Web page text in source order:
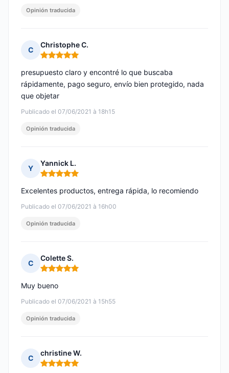
Opinión traducida
C
Christophe C.
Nota: 5 de 5
Publicado el 07/06/2021 à 18h15
presupuesto claro y encontré lo que buscaba
rápidamente, pago seguro, envío bien protegido, nada
que objetar
Opinión traducida
Y
Yannick L.
Nota: 5 de 5
Publicado el 07/06/2021 à 16h00
Excelentes productos, entrega rápida, lo recomiendo
Opinión traducida
C
Colette S.
Nota: 5 de 5
Publicado el 07/06/2021 à 15h55
Muy bueno
Opinión traducida
C
christine W.
Nota: 5 de 5